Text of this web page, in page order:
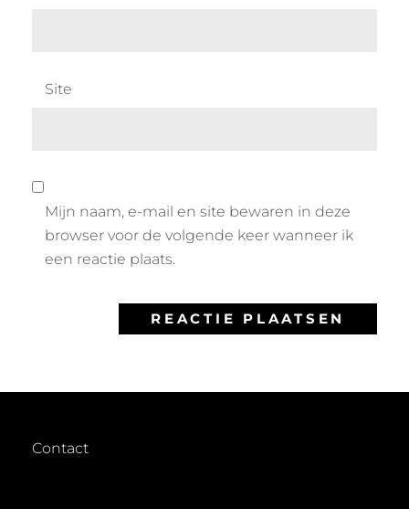
Site
Mijn naam, e-mail en site bewaren in deze
browser voor de volgende keer wanneer ik
een reactie plaats.
Contact